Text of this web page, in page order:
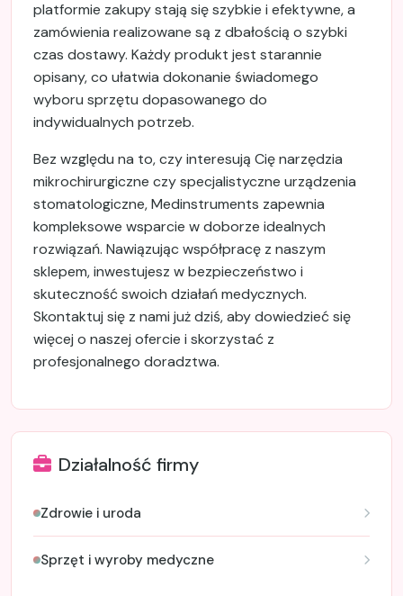
platformie zakupy stają się szybkie i efektywne, a
zamówienia realizowane są z dbałością o szybki
czas dostawy. Każdy produkt jest starannie
opisany, co ułatwia dokonanie świadomego
wyboru sprzętu dopasowanego do
indywidualnych potrzeb.
Bez względu na to, czy interesują Cię narzędzia
mikrochirurgiczne czy specjalistyczne urządzenia
stomatologiczne, Medinstruments zapewnia
kompleksowe wsparcie w doborze idealnych
rozwiązań. Nawiązując współpracę z naszym
sklepem, inwestujesz w bezpieczeństwo i
skuteczność swoich działań medycznych.
Skontaktuj się z nami już dziś, aby dowiedzieć się
więcej o naszej ofercie i skorzystać z
profesjonalnego doradztwa.
Działalność firmy
Zdrowie i uroda
Sprzęt i wyroby medyczne